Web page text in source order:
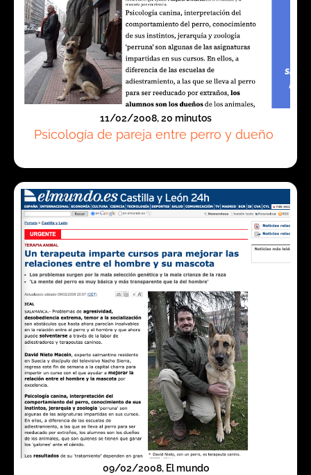
11/02/2008, 20 minutos
Psicología de pareja entre perro y dueño
09/02/2008, El mundo